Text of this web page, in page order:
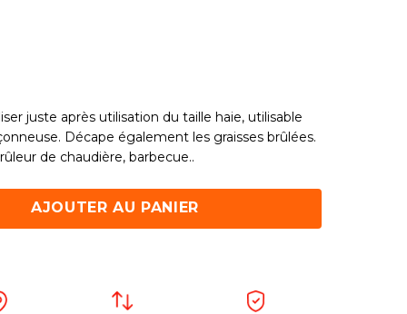
juste après utilisation du taille haie, utilisable
Décape également les graisses brûlées.
de chaudière, barbecue..
AJOUTER AU PANIER